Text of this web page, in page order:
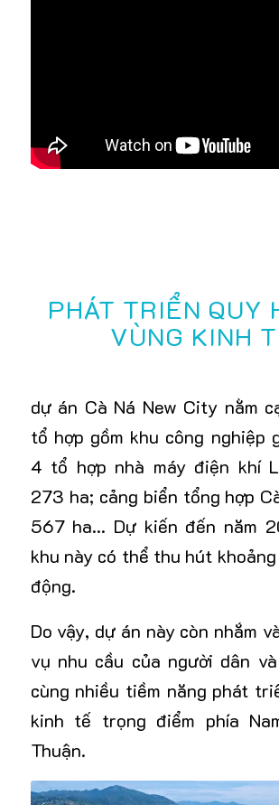
PHÁT TRIỂN QUY
VÙNG KINH
dự án Cà Ná New City nằm
tổ hợp gồm khu công nghiệp
4 tổ hợp nhà máy điện khí
273 ha; cảng biển tổng hợp
567 ha… Dự kiến đến năm
khu này có thể thu hút
động.
Do vậy, dự án này còn nhắm
vụ nhu cầu của người dân
cùng nhiều tiềm năng phát
kinh tế trọng điểm phía
Thuận.